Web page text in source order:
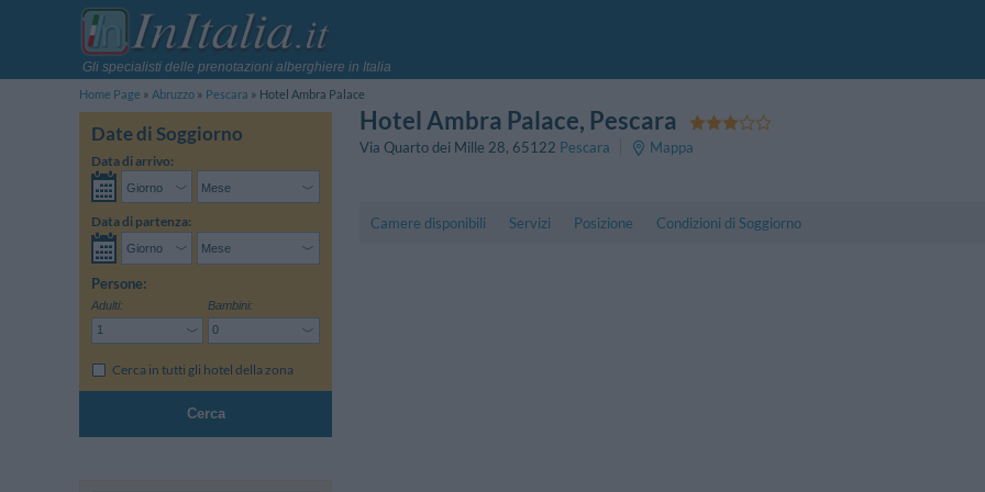
Gli specialisti delle prenotazioni alberghiere in Italia
Home Page
Abruzzo Pescara Hotel Ambra Palace
Date di Soggiorno
Data di arrivo:
Data di partenza:
Persone:
Adulti: Bambini:
Cerca in tutti gli hotel della zona
Cerca
Hotel Ambra Palace, Pescara
Via Quarto dei Mille 28, 65122 Pescara Mappa
Camere disponibili Servizi Posizione Condizioni di Soggiorno